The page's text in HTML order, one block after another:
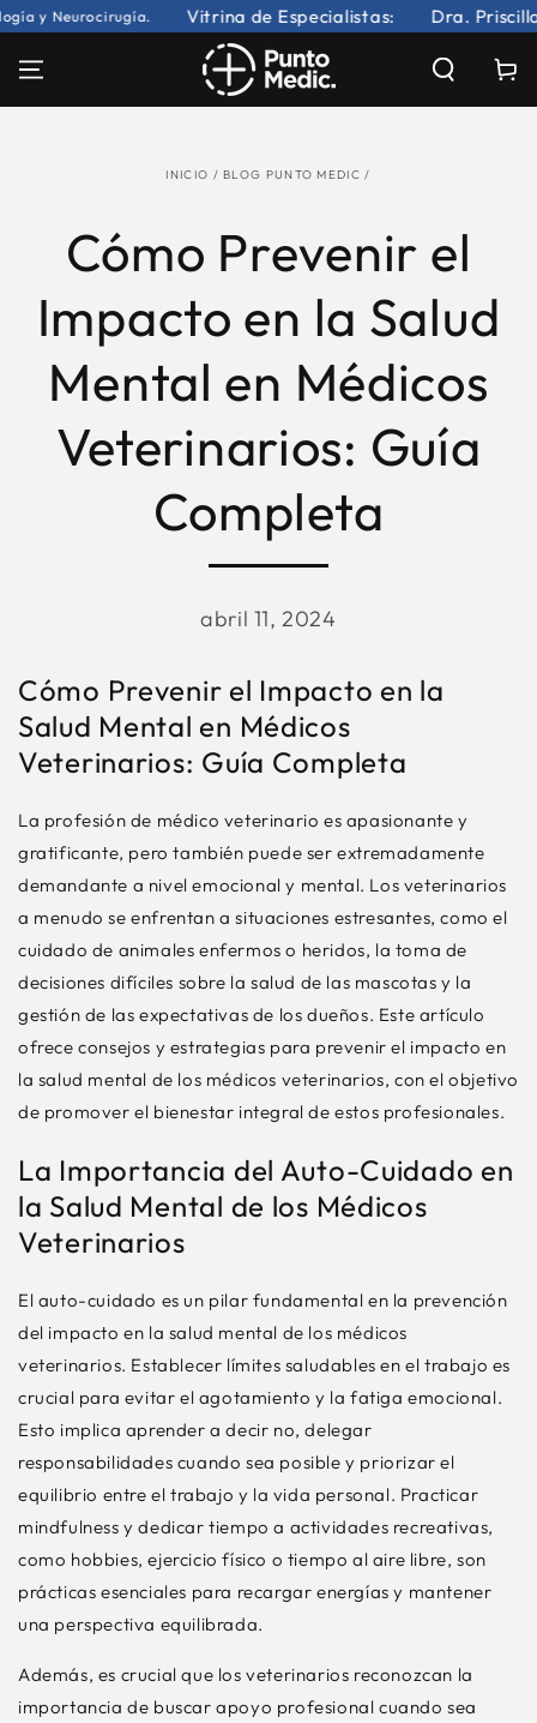
IR AL
CONTENIDO
y Neurocirugía. Vitrina de Especialistas: Dra. Priscilla
Carrito
INICIO / BLOG PUNTO MEDIC /
Cómo Prevenir el
Impacto en la Salud
Mental en Médicos
Veterinarios: Guía
Completa
abril 11, 2024
Cómo Prevenir el Impacto en la
Salud Mental en Médicos
Veterinarios: Guía Completa
La profesión de médico veterinario es apasionante y
gratificante, pero también puede ser extremadamente
demandante a nivel emocional y mental. Los veterinarios
a menudo se enfrentan a situaciones estresantes, como el
cuidado de animales enfermos o heridos, la toma de
decisiones difíciles sobre la salud de las mascotas y la
gestión de las expectativas de los dueños. Este artículo
ofrece consejos y estrategias para prevenir el impacto en
la salud mental de los médicos veterinarios, con el objetivo
de promover el bienestar integral de estos profesionales.
La Importancia del Auto-Cuidado en
la Salud Mental de los Médicos
Veterinarios
El auto-cuidado es un pilar fundamental en la prevención
del impacto en la salud mental de los médicos
veterinarios. Establecer límites saludables en el trabajo es
crucial para evitar el agotamiento y la fatiga emocional.
Esto implica aprender a decir no, delegar
responsabilidades cuando sea posible y priorizar el
equilibrio entre el trabajo y la vida personal. Practicar
mindfulness y dedicar tiempo a actividades recreativas,
como hobbies, ejercicio físico o tiempo al aire libre, son
prácticas esenciales para recargar energías y mantener
una perspectiva equilibrada.
Además, es crucial que los veterinarios reconozcan la
importancia de buscar apoyo profesional cuando sea